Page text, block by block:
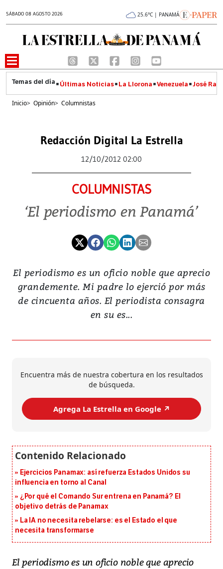
SÁBADO 08 AGOSTO 2026 25.6°C | PANAMÁ
Últimas Noticias La Llorona Venezuela José
Inicio> Opinión> Columnistas
Redacción Digital La Estrella
12/10/2012 02:00
COLUMNISTAS
‘El periodismo en Panamá’
El periodismo es un oficio noble que aprecio
grandemente. Mi padre lo ejerció por más
de cincuenta años. El periodista consagra
en su es...
Encuentra más de nuestra cobertura en los resultados
de búsqueda.
Agrega La Estrella en Google ↗️
Ejercicios Panamax: así refuerza Estados Unidos su
influencia en torno al Canal
¿Por qué el Comando Sur entrena en Panamá? El
objetivo detrás de Panamax
La IA no necesita rebelarse: es el Estado el que
necesita transformarse
El periodismo es un oficio noble que aprecio